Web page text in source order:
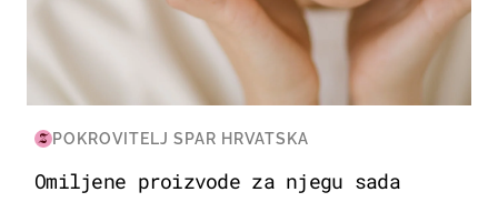
POKROVITELJ SPAR HRVATSKA
Omiljene proizvode za njegu sada